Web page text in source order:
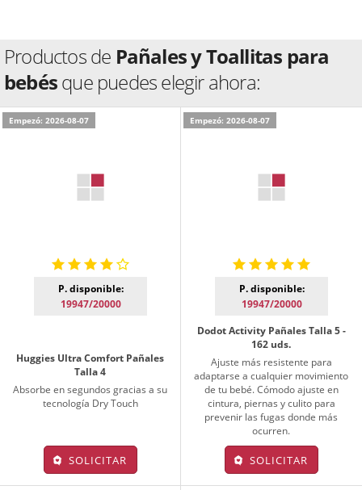
Productos de Pañales y Toallitas para
bebésque puedes elegir ahora:
Empezó: 2026-08-07
P. disponible:
19947/20000
Huggies Ultra Comfort Pañales
Talla 4
Absorbe en segundos gracias a su
tecnología Dry Touch
SOLICITAR
Empezó: 2026-08-07
P. disponible:
19947/20000
Dodot Activity Pañales Talla 5 -
162 uds.
Ajuste más resistente para
adaptarse a cualquier movimiento
de tu bebé. Cómodo ajuste en
cintura, piernas y culito para
prevenir las fugas donde más
ocurren.
SOLICITAR